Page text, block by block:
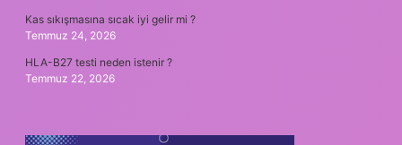
Kas sıkışmasına sıcak iyi gelir mi ?
Temmuz 24, 2026
HLA-B27 testi neden istenir ?
Temmuz 22, 2026